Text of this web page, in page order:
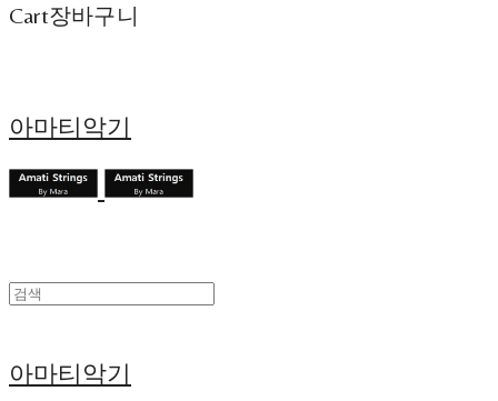
Cart장바구니
아마티악기
아마티악기